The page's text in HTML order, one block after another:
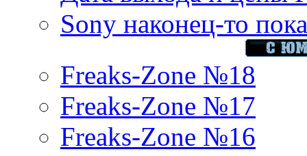
Sony наконец-то
Freaks-Zone №18
Freaks-Zone №17
Freaks-Zone №16